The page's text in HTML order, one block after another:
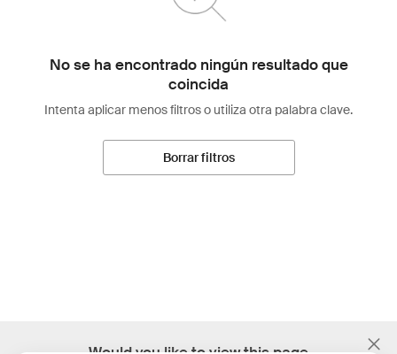
No se ha encontrado ningún resultado que
coincida
Intenta aplicar menos filtros o utiliza otra palabra clave.
Borrar filtros